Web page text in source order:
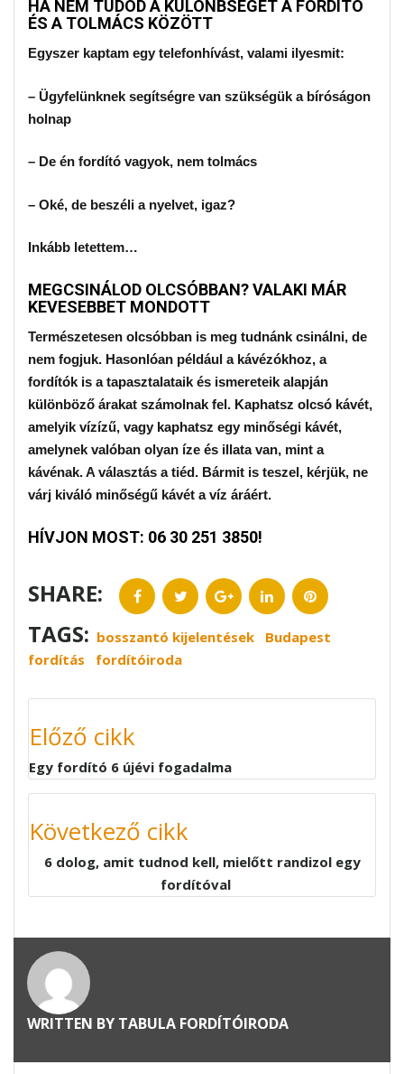
HA NEM TUDOD A KÜLÖNBSÉGET A FORDÍTÓ
ÉS A TOLMÁCS KÖZÖTT
Egyszer kaptam egy telefonhívást, valami ilyesmit:
– Ügyfelünknek segítségre van szükségük a bíróságon
holnap
– De én fordító vagyok, nem tolmács
– Oké, de beszéli a nyelvet, igaz?
Inkább letettem…
MEGCSINÁLOD OLCSÓBBAN? VALAKI MÁR
KEVESEBBET MONDOTT
Természetesen olcsóbban is meg tudnánk csinálni, de
nem fogjuk. Hasonlóan például a kávézókhoz, a
fordítók is a tapasztalataik és ismereteik alapján
különböző árakat számolnak fel. Kaphatsz olcsó kávét,
amelyik vízízű, vagy kaphatsz egy minőségi kávét,
amelynek valóban olyan íze és illata van, mint a
kávénak. A választás a tiéd. Bármit is teszel, kérjük, ne
várj kiváló minőségű kávét a víz áráért.
HÍVJON MOST: 06 30 251 3850!
SHARE: FacebookTwitter Google+LinkedInPinterest
TAGS: bosszantó kijelentések
Budapest
fordítás
fordítóiroda
NAVIGÁCIÓ
Előző cikk
Egy fordító 6 újévi fogadalma
Következő cikk
6 dolog, amit tudnod kell, mielőtt randizol egy
fordítóval
WRITTEN BY TABULA FORDÍTÓIRODA